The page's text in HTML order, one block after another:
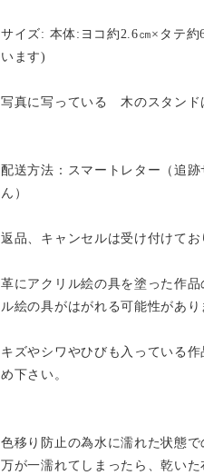
サイズ: 本体:ヨコ約2.6㎝×タテ
います)
写真に写っている 木のスタンド
配送方法：スマートレター（追
ん）
返品、キャンセルは受け付けてお
革にアクリル絵の具を塗った作
ル絵の具がはがれる可能性があり
キズやシワやひびも入っている
め下さい。
色移り防止の為水に濡れた状態で
万が一濡れてしまったら、乾い